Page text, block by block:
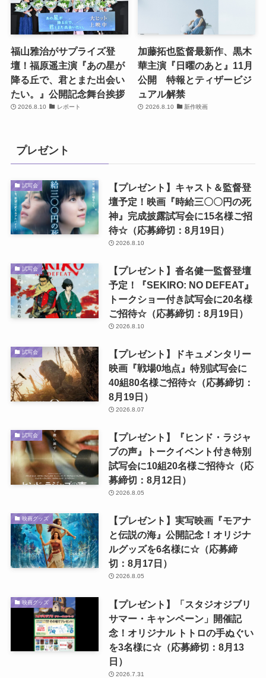
福山雅治がサプライズ登
壇！福原遥主演『あの星が
降る丘で、君とまた出会い
たい。』公開記念舞台挨拶
2026.8.10 レポート
加藤拓也監督最新作、黒木
華主演『日曜のあと』11月
公開 特報とティザービジ
ュアル解禁
2026.8.10 新作映画
プレゼント
試写会
【プレゼント】キャスト＆監督登
壇予定！映画『時給三〇〇円の死
神』完成披露試写会に15名様ご招
待☆（応募締切：8月19日）
2026.8.10
試写会
【プレゼント】沓名健一監督登壇
予定！『SEKIRO: NO DEFEAT』
トークショー付き試写会に20名様
ご招待☆（応募締切：8月19日）
2026.8.10
試写会
【プレゼント】ドキュメンタリー
映画『戦場0地点』特別試写会に
40組80名様ご招待☆（応募締切：
8月19日）
2026.8.07
試写会
【プレゼント】『ヒンド・ラジャ
ブの声』トークイベント付き特別
試写会に10組20名様ご招待☆（応
募締切：8月12日）
2026.8.05
映画グッズ
【プレゼント】実写映画『モアナ
と伝説の海』公開記念！オリジナ
ルグッズを6名様に☆（応募締
切：8月17日）
2026.8.05
映画グッズ
【プレゼント】「スタジオジブリ
サマー・キャンペーン」開催記
念！オリジナル トトロの手ぬぐい
を3名様に☆（応募締切：8月13
日）
2026.7.31